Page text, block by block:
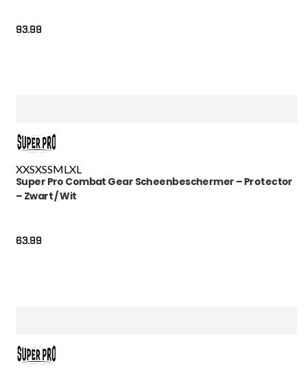
93.99
XXSXSSMLXL
Super Pro Combat Gear Scheenbeschermer – Protector
– Zwart / Wit
63.99